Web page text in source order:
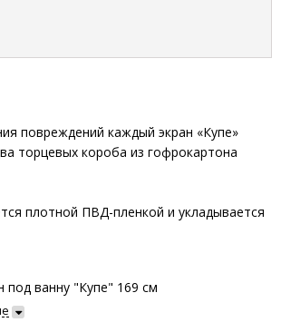
повреждений каждый экран «Купе»
торцевых короба из гофрокартона
плотной ПВД-пленкой и укладывается
под ванну "Купе" 169 см